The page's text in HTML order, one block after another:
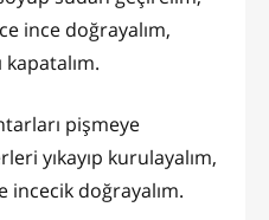
ince doğrayalım,
kapatalım.
pişmeye
yıkayıp kurulayalım,
incecik doğrayalım.